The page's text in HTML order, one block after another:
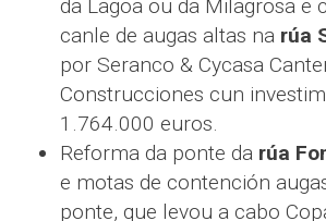
da Lagoa ou da Milagrosa e
canle de augas altas na rúa
por Seranco & Cycasa
Construcciones cun
1.764.000 euros.
Reforma da ponte da rúa
e motas de contención
ponte, que levou a cabo